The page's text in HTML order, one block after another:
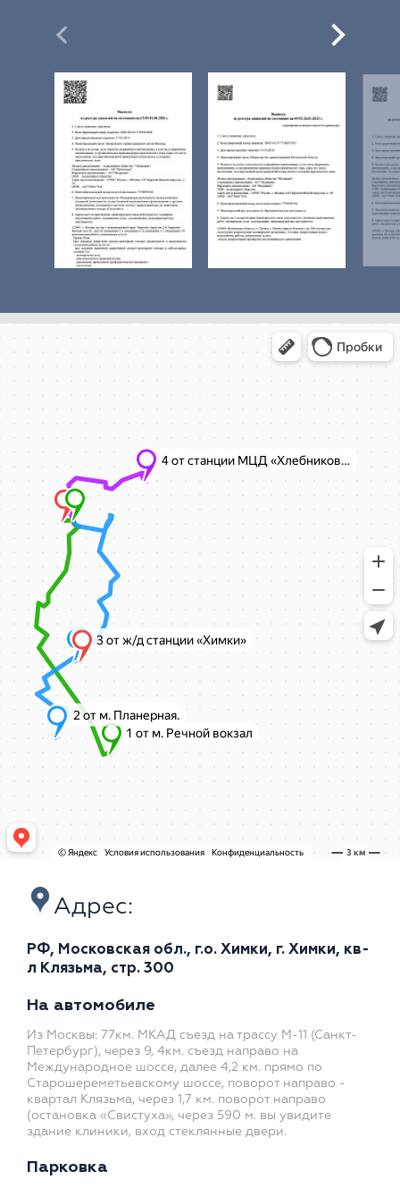
Адрес:
РФ, Московская обл., г.о. Химки, г. Химки, кв-
л Клязьма, стр. 300
На автомобиле
Из Москвы: 77км. МКАД съезд на трассу М-11 (Санкт-
Петербург), через 9, 4км. съезд направо на
Международное шоссе, далее 4,2 км. прямо по
Старошереметьевскому шоссе, поворот направо -
квартал Клязьма, через 1,7 км. поворот направо
(остановка «Свистуха», через 590 м. вы увидите
здание клиники, вход стеклянные двери.
Парковка